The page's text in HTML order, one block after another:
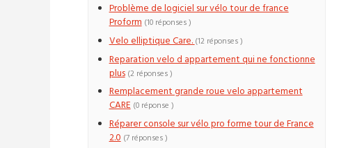
Problème de logiciel sur vélo tour de france
Proform (10 réponses )
Velo elliptique Care.(12 réponses )
Reparation velo d appartement qui ne fonctionne
plus (2 réponses )
Remplacement grande roue velo appartement
CARE (0 réponse )
Réparer console sur vélo pro forme tour de France
2.0 (7 réponses )